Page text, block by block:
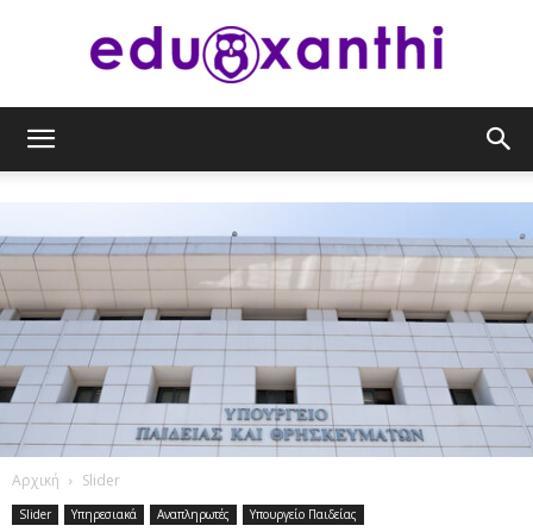
Αρχική Slider
Slider Υπηρεσιακά Αναπληρωτές Υπουργείο Παιδείας